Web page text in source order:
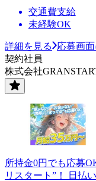
交通費支給
未経験OK
詳細を見る
応募画
契約社員
株式会社
所持金0円でも応募
リスタート”！ 日払